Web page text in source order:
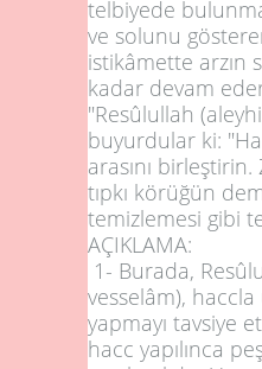
telbiyede
ve solunu
istikâmette arzın
kadar devam
"Resûlullah
buyurdular ki:
arasını
tıpkı körüğün
temizlemesi gibi
AÇIKLAMA:
1- Burada,
vesselâm),
yapmayı tavsiye
hacc yapılınca